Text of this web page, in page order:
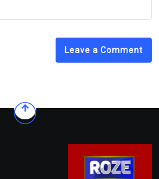
Leave a Comment